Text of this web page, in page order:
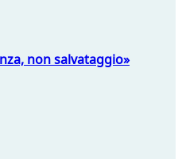
non salvataggio»